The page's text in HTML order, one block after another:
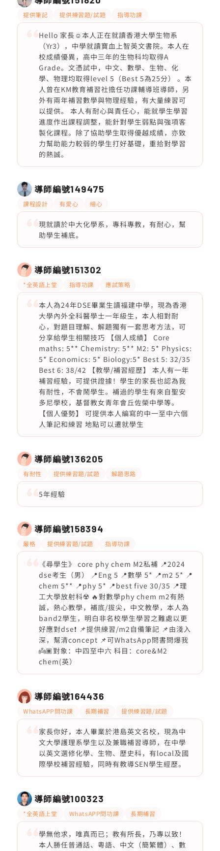
提供筆記 提供練習題/試題 指導功課
Hello 家長☺️本人正在就讀香港大學生物系
（Yr3），中學就讀寶血上智英文書院。本人在
校成績優異，高中三年的生物科均取得A
Grade。文憑試中，中文、數學、生物、化
學、物理均取得level 5（Best 5為25分） 。本
人曾在KM教育補習社擔任功課輔導班導師，另
外有兩年補習數學與物理經驗，有大量練習可
以提供。 本人有耐心與責任心，能就學生學習
進度作出課程調整，能針對學生弱點與強項客
製化課程。除了協助學生取得優越成績，亦致
力幫助能力較弱的學生打好基礎，重拾對學習
的熱誠。
導師編號149475
課程設計 有愛心 細心
現就讀於中大化學系，專科專教，有耐心，幫
助學生補底。
導師編號151302
*全英語上堂 指導功課 應試策略
本人為24年DSE畢業生讀福建中學，現為香港
大學內外全科醫學士一年級生，本人相對耐
心，對題目理解、解題獨有一套思考方法，可
分享給學生相關技巧 【個人成績】 Core
maths: 5** Chemistry: 5** M2: 5* Physics:
5* Economics: 5* Biology:5* Best 5: 32/35
Best 6: 38/42 【教學/補習經歷】 本人有一年
補習經驗，可提供證據！學生的家長也認為我
有耐性，不會鬧學生。補過的學生有來自聖安
多尼學校，基督教女青年會丘佐榮中學等。
【個人優勢】 可提供本人編寫的中一至中六個
人筆記和練習 地點可以遷就學生
導師編號136205
有耐性 提供練習題/試題 解題思路
5年經驗
導師編號158394
嚴格 提供練習題/試題 指導功課
《尋學生》 core phy chem M2私補 📍2024
dse考生（男） 📍Eng 5 📍數學 5* 📍m2 5* 📍
chem 5** 📍phy 5* 📍best five 30/35 📍理
工大學放射科☢️ 🔥對數學phy chem m2有熱
誠，熱心教學，補底/拔尖，中文教學，本人為
band2學生，明白非名校學生學習之難處以更
好應對dse❗️ 📌提供練習/m2自備筆記 📌由淺入
深，幫清concept 📌可WhatsApp問書問爆我
👼🏿對象：中四至中六 科目：core&M2
chem(英）
導師編號164436
WhatsAPP問功課 長期補習 提供練習題/試題
家長你好，本人畢業於港島英文名校，現為中
文大學護理系學生以及兼職補習導師，在中學
以英文選修化學、生物、歷史科，有local及國
際學校補習經驗，同時有教導SEN學生經歷。
導師編號100323
*全英語上堂 WhatsAPP問功課 長期補習
學無他求，唯真而已；教有所長，乃專以致！
本人勝任普通話、粵語、中文（簡繁體）、數